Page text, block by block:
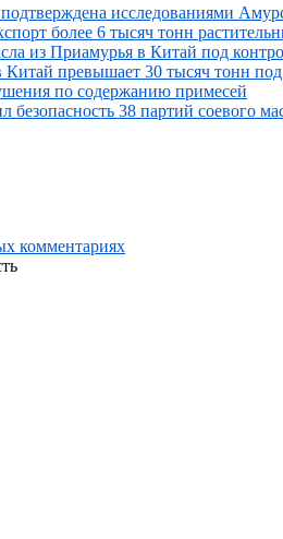
подтверждена исследованиями
более 6 тысяч тонн
из Приамурья в Китай под
превышает 30 тысяч тонн под
по содержанию примесей
38 партий соевого
комментариях